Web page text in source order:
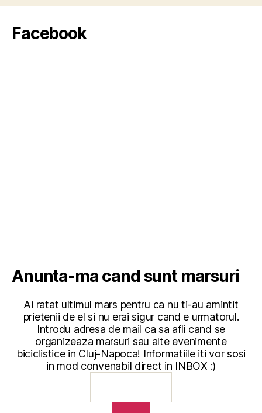
Facebook
Anunta-ma cand sunt marsuri
Ai ratat ultimul mars pentru ca nu ti-au amintit
prietenii de el si nu erai sigur cand e urmatorul.
Introdu adresa de mail ca sa afli cand se
organizeaza marsuri sau alte evenimente
biciclistice in Cluj-Napoca! Informatiile iti vor sosi
in mod convenabil direct in INBOX :)